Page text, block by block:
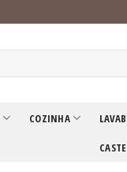
COZINHA